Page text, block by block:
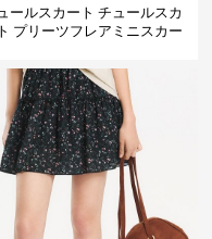
ールスカート チュールスカ
プリーツフレアミニスカー